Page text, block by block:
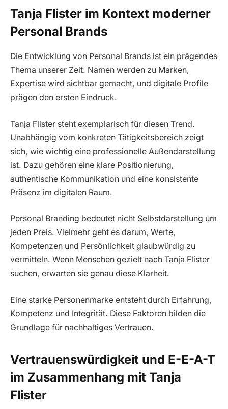
Tanja Flister im Kontext moderner
Personal Brands
Die Entwicklung von Personal Brands ist ein prägendes
Thema unserer Zeit. Namen werden zu Marken,
Expertise wird sichtbar gemacht, und digitale Profile
prägen den ersten Eindruck.
Tanja Flister steht exemplarisch für diesen Trend.
Unabhängig vom konkreten Tätigkeitsbereich zeigt
sich, wie wichtig eine professionelle Außendarstellung
ist. Dazu gehören eine klare Positionierung,
authentische Kommunikation und eine konsistente
Präsenz im digitalen Raum.
Personal Branding bedeutet nicht Selbstdarstellung um
jeden Preis. Vielmehr geht es darum, Werte,
Kompetenzen und Persönlichkeit glaubwürdig zu
vermitteln. Wenn Menschen gezielt nach Tanja Flister
suchen, erwarten sie genau diese Klarheit.
Eine starke Personenmarke entsteht durch Erfahrung,
Kompetenz und Integrität. Diese Faktoren bilden die
Grundlage für nachhaltiges Vertrauen.
Vertrauenswürdigkeit und E-E-A-T
im Zusammenhang mit Tanja
Flister